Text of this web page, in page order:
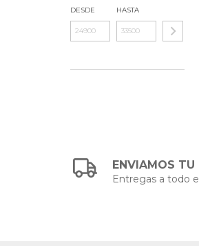
DESDE HASTA
ENVIAMOS TU
Entregas a todo